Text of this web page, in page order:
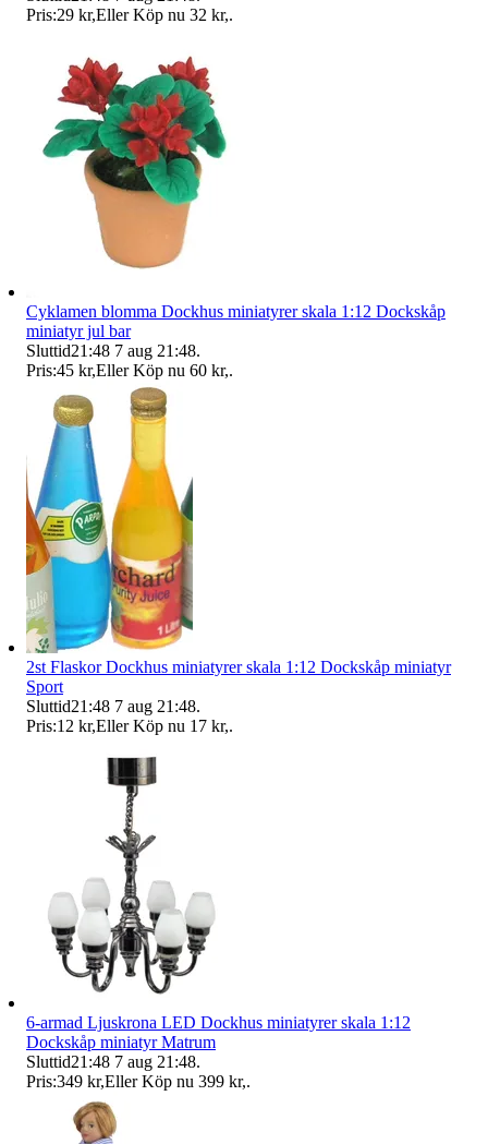
Pris:29 kr,Eller Köp nu 32 kr,.
Cyklamen blomma Dockhus miniatyrer skala 1:12 Dockskåp
miniatyr jul bar
Sluttid21:48 7 aug 21:48.
Pris:45 kr,Eller Köp nu 60 kr,.
2st Flaskor Dockhus miniatyrer skala 1:12 Dockskåp miniatyr
Sport
Sluttid21:48 7 aug 21:48.
Pris:12 kr,Eller Köp nu 17 kr,.
6-armad Ljuskrona LED Dockhus miniatyrer skala 1:12
Dockskåp miniatyr Matrum
Sluttid21:48 7 aug 21:48.
Pris:349 kr,Eller Köp nu 399 kr,.